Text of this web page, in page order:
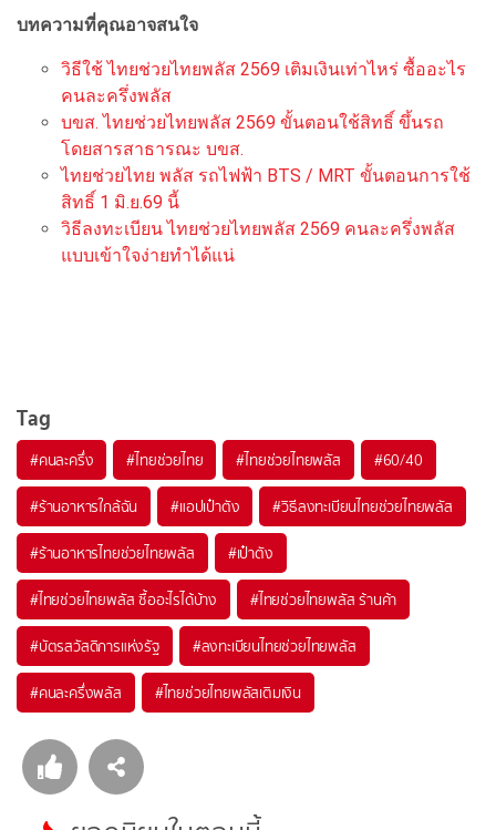
บทความที่คุณอาจสนใจ
วิธีใช้ ไทยช่วยไทยพลัส 2569 เติมเงินเท่าไหร่ ซื้ออะไร
คนละครึ่งพลัส
บขส. ไทยช่วยไทยพลัส 2569 ขั้นตอนใช้สิทธิ์ ขึ้นรถ
โดยสารสาธารณะ บขส.
ไทยช่วยไทย พลัส รถไฟฟ้า BTS / MRT ขั้นตอนการใช้
สิทธิ์ 1 มิ.ย.69 นี้
วิธีลงทะเบียน ไทยช่วยไทยพลัส 2569 คนละครึ่งพลัส
แบบเข้าใจง่ายทำได้แน่
Tag
#คนละครึ่ง #ไทยช่วยไทย #ไทยช่วยไทยพลัส #60/40
#ร้านอาหารใกล้ฉัน #แอปเป๋าตัง #วิธีลงทะเบียนไทยช่วยไทยพลัส
#ร้านอาหารไทยช่วยไทยพลัส #เป๋าตัง
#ไทยช่วยไทยพลัส ซื้ออะไรได้บ้าง #ไทยช่วยไทยพลัส ร้านค้า
#บัตรสวัสดิการแห่งรัฐ #ลงทะเบียนไทยช่วยไทยพลัส
#คนละครึ่งพลัส #ไทยช่วยไทยพลัสเติมเงิน